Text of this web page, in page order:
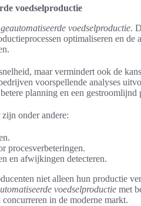
voedselproductie
geautomatiseerde voedselproductie.
optimaliseren en de
maar vermindert ook de
voorspellende analyses
planning en een gestroomlijnd
onder andere:
procesverbeteringen.
en afwijkingen detecteren.
niet alleen hun productie
voedselproductie met
in de moderne markt.